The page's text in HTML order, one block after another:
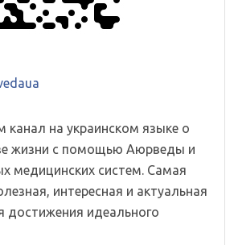
канал на украинском языке о
жизни с помощью Аюрведы и
медицинских систем. Самая
интересная и актуальная
идеального